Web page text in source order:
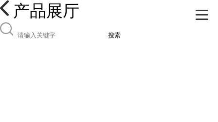
产品展厅
搜索